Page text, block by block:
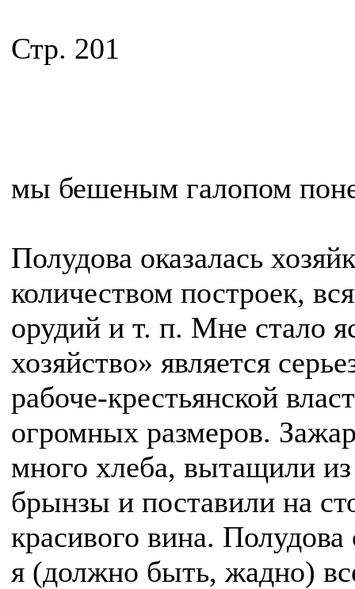
Стр. 201
мы бешеным галопом
Полудова оказалась
количеством построек,
орудий и т. п. Мне стало
хозяйство» является
рабоче-крестьянской
огромных размеров.
много хлеба, вытащили
брынзы и поставили на
красивого вина. Полудова
я (должно быть, жадно)